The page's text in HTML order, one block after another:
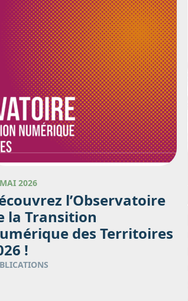
2026
l’Observatoire
la Transition
des Territoires
!